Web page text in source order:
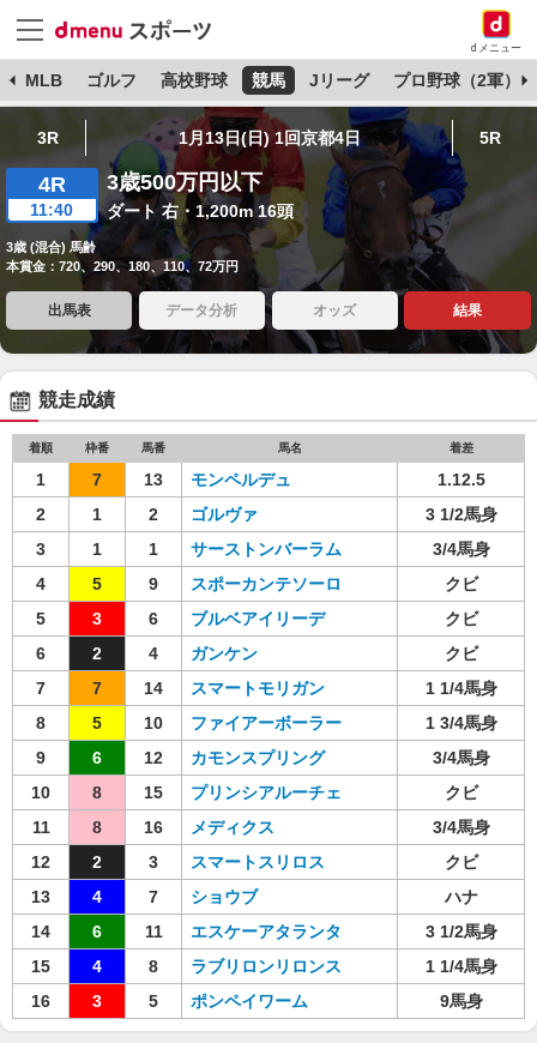
dメニュー
MLB ゴルフ 高校野球 競馬 Jリーグ プロ野球（2軍）
3R 1月13日(日) 1回京都4日 5R
4R
11:40
3歳500万円以下
ダート 右・1,200m 16頭
3歳 (混合) 馬齢
本賞金：720、290、180、110、72万円
出馬表 データ分析 オッズ 結果
競走成績
着順 枠番 馬番 馬名 着差
1 7 13 モンペルデュ
1.12.5
2
1 2 ゴルヴァ
3 1/2馬身
3
1 1 サーストンバーラム
3/4馬身
4
5 9 スポーカンテソーロ
クビ
5
3 6 ブルベアイリーデ
クビ
6
2 4 ガンケン
クビ
7
7 14 スマートモリガン
1 1/4馬身
8
5 10 ファイアーボーラー
1 3/4馬身
9
6 12 カモンスプリング
3/4馬身
10
8 15 プリンシアルーチェ
クビ
11
8 16 メディクス
3/4馬身
12
2 3 スマートスリロス
クビ
13
4 7 ショウブ
ハナ
14
6 11 エスケーアタランタ
3 1/2馬身
15
4 8 ラブリロンリロンス
1 1/4馬身
16
3 5 ポンペイワーム 9馬身